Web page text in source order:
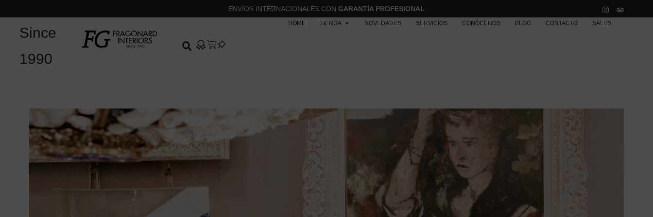
ENVÍOS INTERNACIONALES CON GARANTÍA PROFESIONAL
Since
1990
HOME TIENDA NOVEDADES SERVICIOS CONÓCENOS BLOG CONTACTO SALES